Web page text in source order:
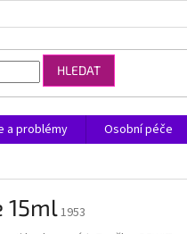
HLEDAT
a problémy Osobní péče
15ml1953